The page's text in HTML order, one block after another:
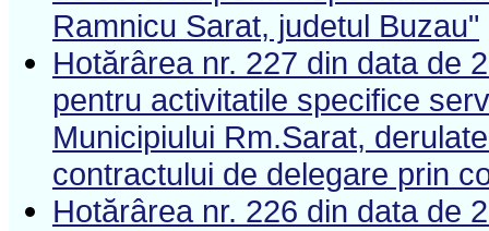
Ramnicu Sarat, judetul Buzau"
Hotărârea nr. 227 din data de
pentru activitatile specifice
Municipiului Rm.Sarat,
contractului de delegare prin
Hotărârea nr. 226 din data de